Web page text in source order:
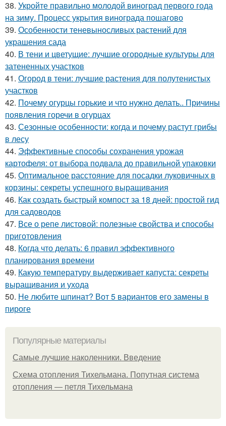
38. Укройте правильно молодой виноград первого года
на зиму. Процесс укрытия винограда пошагово
39. Особенности теневыносливых растений для
украшения сада
40. В тени и цветущие: лучшие огородные культуры для
затененных участков
41. Огород в тени: лучшие растения для полутенистых
участков
42. Почему огурцы горькие и что нужно делать.. Причины
появления горечи в огурцах
43. Сезонные особенности: когда и почему растут грибы
в лесу
44. Эффективные способы сохранения урожая
картофеля: от выбора подвала до правильной упаковки
45. Оптимальное расстояние для посадки луковичных в
корзины: секреты успешного выращивания
46. Как создать быстрый компост за 18 дней: простой гид
для садоводов
47. Все о репе листовой: полезные свойства и способы
приготовления
48. Когда что делать: 6 правил эффективного
планирования времени
49. Какую температуру выдерживает капуста: секреты
выращивания и ухода
50. Не любите шпинат? Вот 5 вариантов его замены в
пироге
Популярные материалы
Самые лучшие наколенники. Введение
Схема отопления Тихельмана. Попутная система
отопления — петля Тихельмана